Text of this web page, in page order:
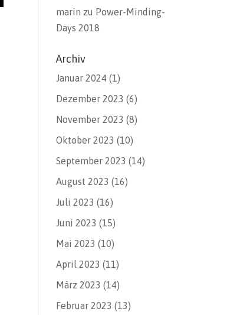
marin zu Power-Minding-
Days 2018
Archiv
Januar 2024 (1)
Dezember 2023 (6)
November 2023 (8)
Oktober 2023 (10)
September 2023 (14)
August 2023 (16)
Juli 2023 (16)
Juni 2023 (15)
Mai 2023 (10)
April 2023 (11)
März 2023 (14)
Februar 2023 (13)